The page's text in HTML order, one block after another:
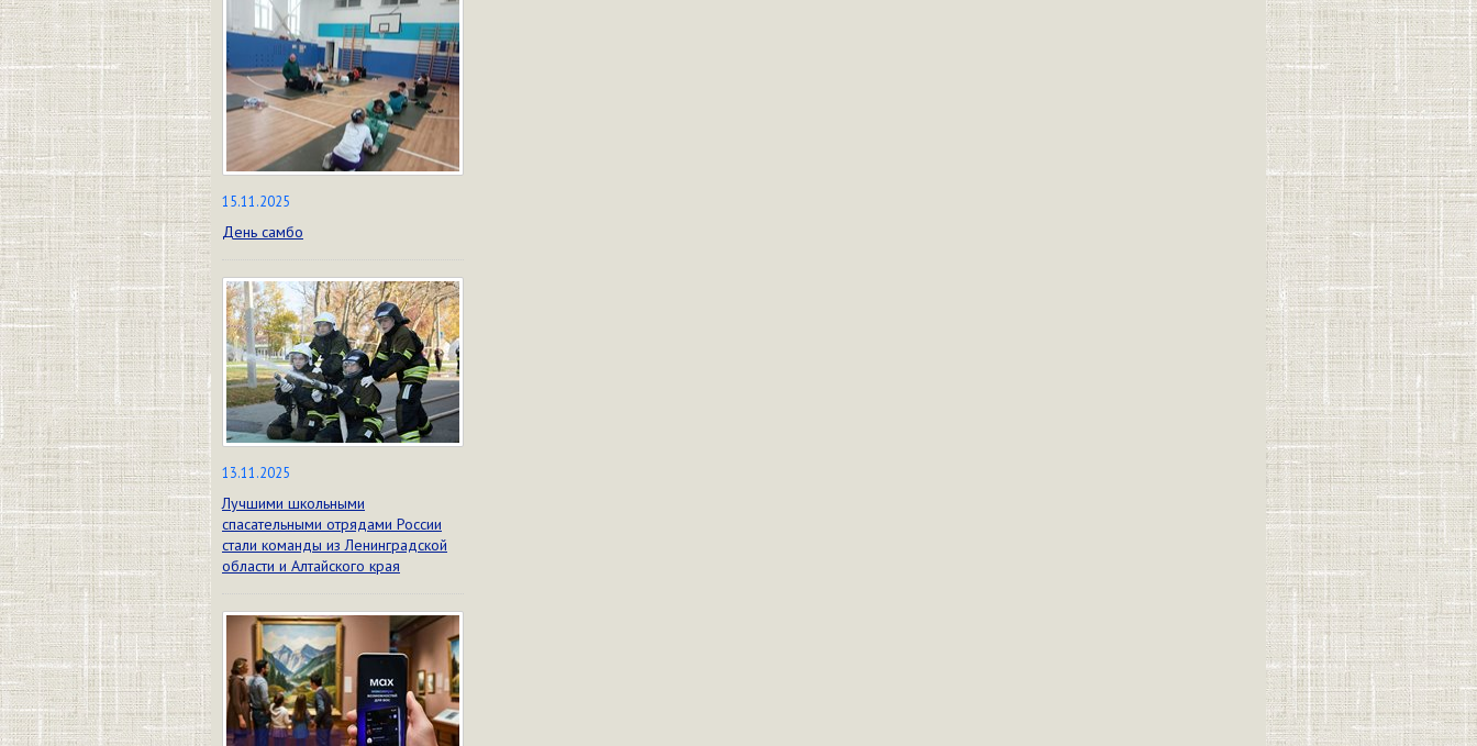
15.11.2025
День самбо
13.11.2025
Лучшими школьными
спасательными отрядами России
стали команды из Ленинградской
области и Алтайского края